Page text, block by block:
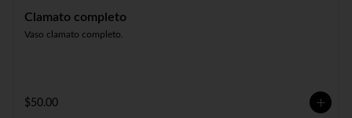
Clamato completo
Vaso clamato completo.
$50.00